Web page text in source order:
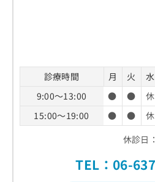
診療時間 月 火 水
9:00～13:00
● ● 休
15:00～19:00
● ● 休
休診日
TEL：06-